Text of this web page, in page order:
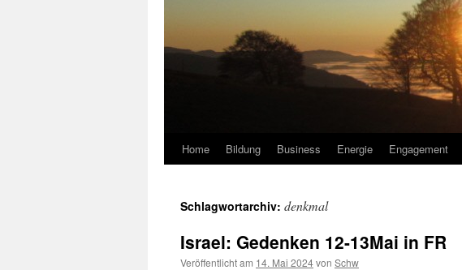
Home Bildung Business Energie Engagement
Schlagwortarchiv: denkmal
Israel: Gedenken 12-13Mai in FR
Veröffentlicht am 14. Mai 2024von Schw